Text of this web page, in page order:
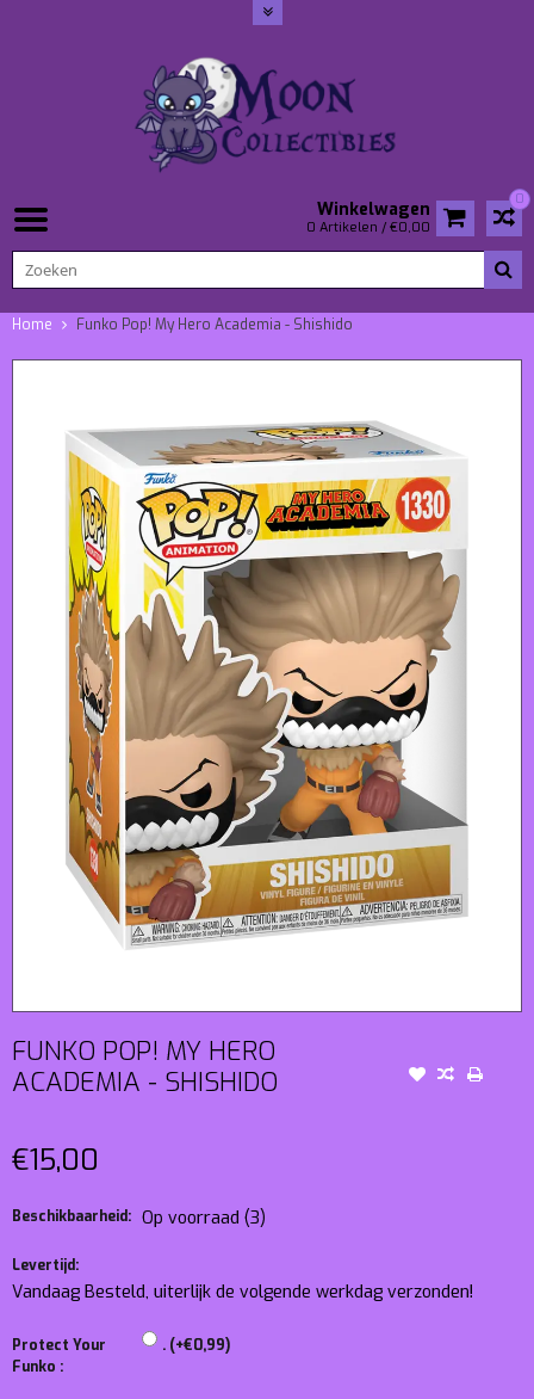
0
Winkelwagen
0 Artikelen / €0,00
Home Funko Pop! My Hero Academia - Shishido
FUNKO POP! MY HERO
ACADEMIA - SHISHIDO
€15,00
Beschikbaarheid: Op voorraad (3)
Levertijd:
Vandaag Besteld, uiterlijk de volgende werkdag verzonden!
Protect Your
Funko :
. (+€0,99)